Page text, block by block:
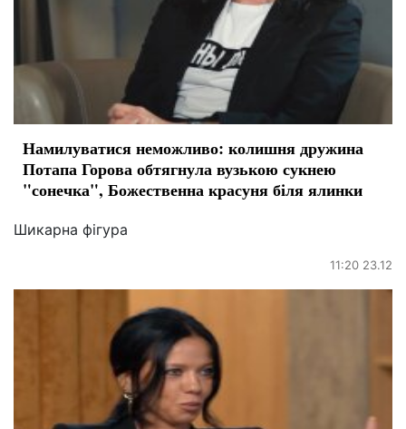
Намилуватися неможливо: колишня дружина
Потапа Горова обтягнула вузькою сукнею
"сонечка", Божественна красуня біля ялинки
Шикарна фігура
11:20 23.12